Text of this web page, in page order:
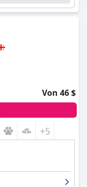
Von 46 $
+5